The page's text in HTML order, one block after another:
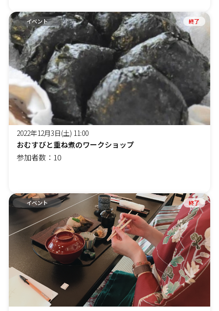
イベント 終了
2022年12月3日(土) 11:00
おむすびと重ね煮のワークショップ
参加者数：10
イベント 終了